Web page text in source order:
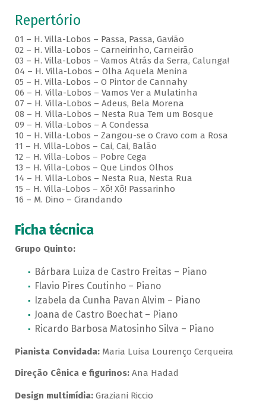
Repertório
01 – H. Villa-Lobos – Passa, Passa, Gavião
02 – H. Villa-Lobos – Carneirinho, Carneirão
03 – H. Villa-Lobos – Vamos Atrás da Serra, Calunga!
04 – H. Villa-Lobos – Olha Aquela Menina
05 – H. Villa-Lobos – O Pintor de Cannahy
06 – H. Villa-Lobos – Vamos Ver a Mulatinha
07 – H. Villa-Lobos – Adeus, Bela Morena
08 – H. Villa-Lobos – Nesta Rua Tem um Bosque
09 – H. Villa-Lobos – A Condessa
10 – H. Villa-Lobos – Zangou-se o Cravo com a Rosa
11 – H. Villa-Lobos – Cai, Cai, Balão
12 – H. Villa-Lobos – Pobre Cega
13 – H. Villa-Lobos – Que Lindos Olhos
14 – H. Villa-Lobos – Nesta Rua, Nesta Rua
15 – H. Villa-Lobos – Xô! Xô! Passarinho
16 – M. Dino – Cirandando
Ficha técnica
Grupo Quinto:
Bárbara Luiza de Castro Freitas – Piano
Flavio Pires Coutinho – Piano
Izabela da Cunha Pavan Alvim – Piano
Joana de Castro Boechat – Piano
Ricardo Barbosa Matosinho Silva – Piano
Pianista Convidada: Maria Luisa Lourenço Cerqueira
Direção Cênica e figurinos:Ana Hadad
Design multimídia:Graziani Riccio